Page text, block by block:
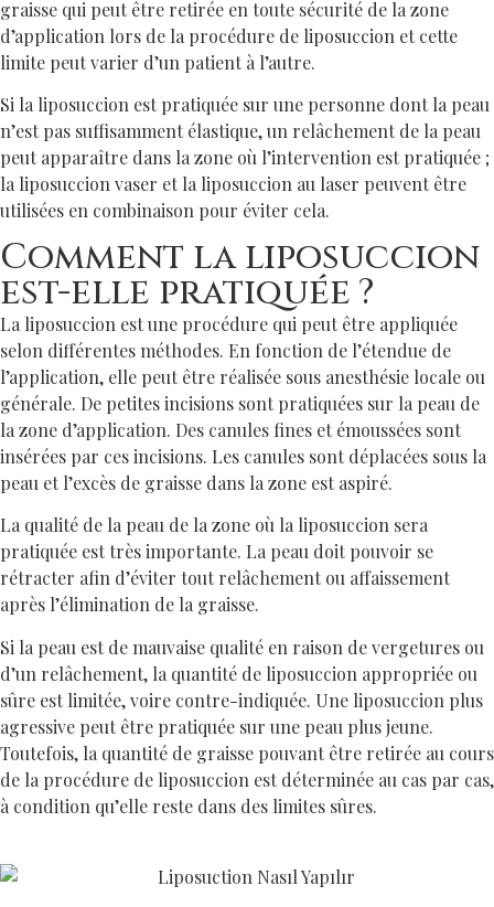
graisse qui peut être retirée en toute sécurité de la zone
d’application lors de la procédure de liposuccion et cette
limite peut varier d’un patient à l’autre.
Si la liposuccion est pratiquée sur une personne dont la peau
n’est pas suffisamment élastique, un relâchement de la peau
peut apparaître dans la zone où l’intervention est pratiquée ;
la liposuccion vaser et la liposuccion au laser peuvent être
utilisées en combinaison pour éviter cela.
Comment la liposuccion
est-elle pratiquée ?
La liposuccion est une procédure qui peut être appliquée
selon différentes méthodes. En fonction de l’étendue de
l’application, elle peut être réalisée sous anesthésie locale ou
générale. De petites incisions sont pratiquées sur la peau de
la zone d’application. Des canules fines et émoussées sont
insérées par ces incisions. Les canules sont déplacées sous la
peau et l’excès de graisse dans la zone est aspiré.
La qualité de la peau de la zone où la liposuccion sera
pratiquée est très importante. La peau doit pouvoir se
rétracter afin d’éviter tout relâchement ou affaissement
après l’élimination de la graisse.
Si la peau est de mauvaise qualité en raison de vergetures ou
d’un relâchement, la quantité de liposuccion appropriée ou
sûre est limitée, voire contre-indiquée. Une liposuccion plus
agressive peut être pratiquée sur une peau plus jeune.
Toutefois, la quantité de graisse pouvant être retirée au cours
de la procédure de liposuccion est déterminée au cas par cas,
à condition qu’elle reste dans des limites sûres.